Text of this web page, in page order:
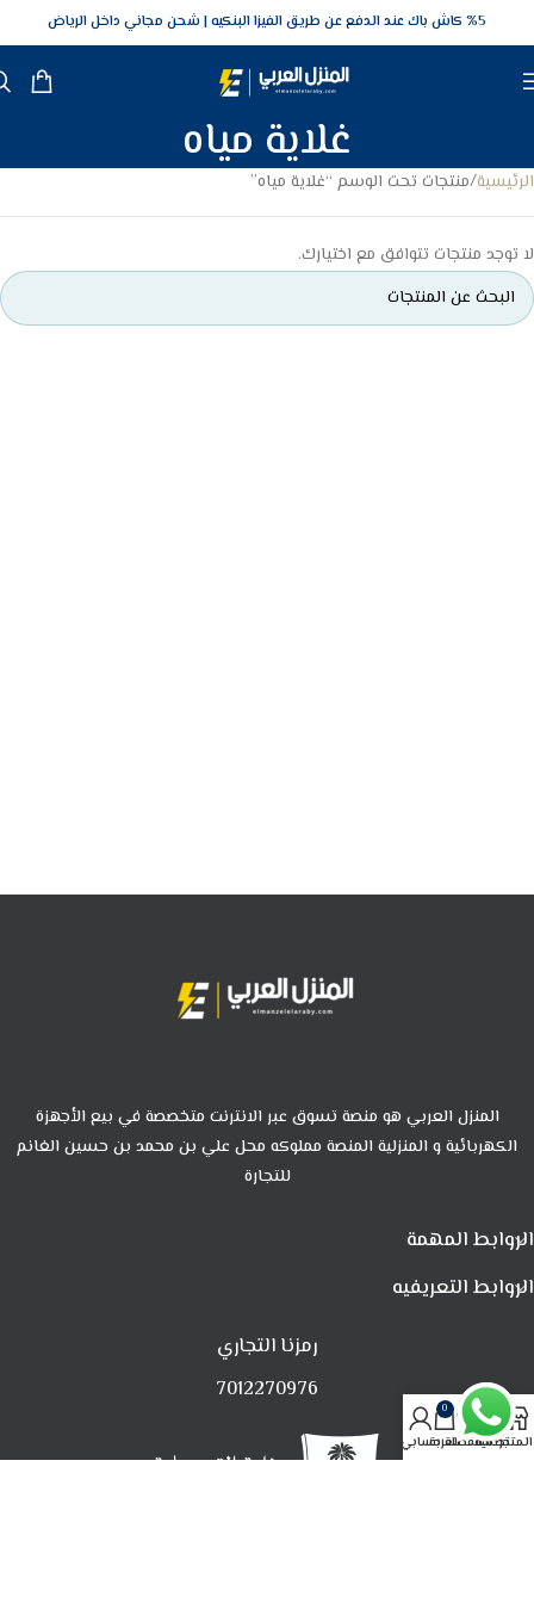
5‎% كاش باك عند الدفع عن طريق الفيزا البنكيه شحن مجاني داخل الرياض
غلاية مياه
الرئيسية منتجات تحت الوسم “غلاية مياه”
لا توجد منتجات تتوافق مع اختيارك.
المنزل العربي هو منصة تسوق عبر الانترنت متخصصة في بيع الأجهزة
الكهربائية و المنزلية المنصة مملوكه محل علي بن محمد بن حسين الغانم
للتجارة
الروابط المهمة
الروابط التعريفيه
رمزنا التجاري
7012270976
المتجرتصفيةالمفضلة
0
العربةحسابي